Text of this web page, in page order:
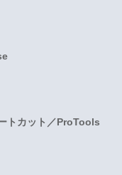
トカット／ProTools